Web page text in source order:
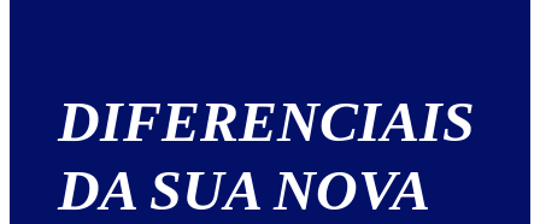
DIFERENCIAIS
DA SUANOVA